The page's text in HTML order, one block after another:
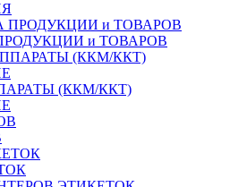
и ТОВАРОВ
(ККМ/ККТ)